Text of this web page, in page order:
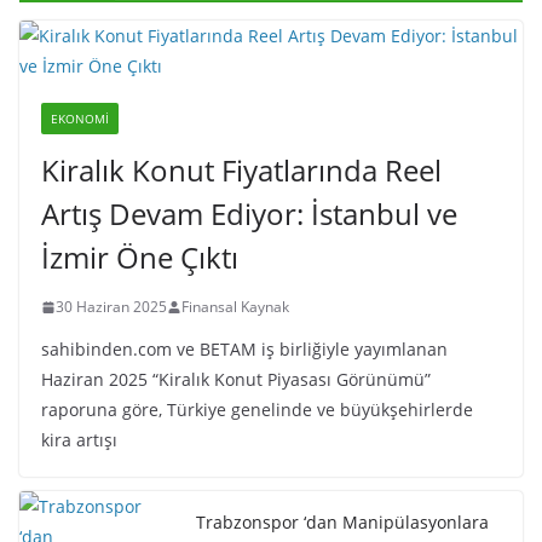
EKONOMI
Kiralık Konut Fiyatlarında Reel
Artış Devam Ediyor: İstanbul ve
İzmir Öne Çıktı
30 Haziran 2025 Finansal Kaynak
sahibinden.com ve BETAM iş birliğiyle yayımlanan
Haziran 2025 “Kiralık Konut Piyasası Görünümü”
raporuna göre, Türkiye genelinde ve büyükşehirlerde
kira artışı
Trabzonspor ‘dan Manipülasyonlara